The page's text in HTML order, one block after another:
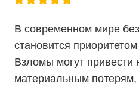
В современном мире
становится
Взломы могут привести
материальным потерям,